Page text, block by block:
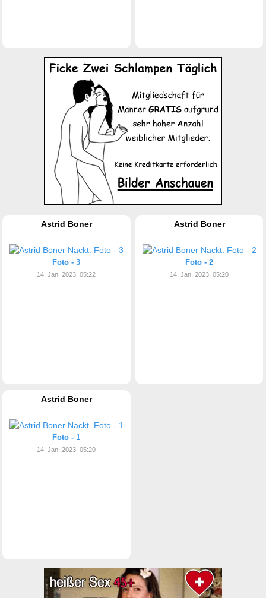
Astrid Boner
Foto - 3
14. Jan. 2023, 05:22
Astrid Boner
Foto - 2
14. Jan. 2023, 05:20
Astrid Boner
Foto - 1
14. Jan. 2023, 05:20